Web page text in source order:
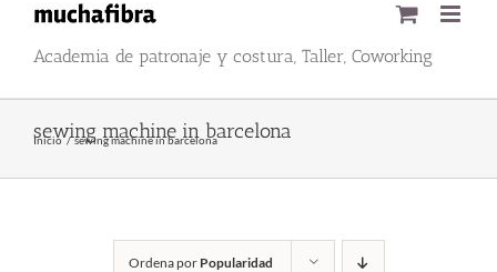
Academia de patronaje y costura, Taller, Coworking
sewing machine in barcelona
Inicio sewing machine in barcelona
Ordena por Popularidad